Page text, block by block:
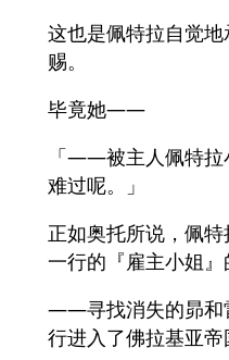
这也是佩特拉自觉
赐。
毕竟她——
「——被主人佩特拉
难过呢。」
正如奥托所说，佩
一行的『雇主小姐』
——寻找消失的昴和
行进入了佛拉基亚帝